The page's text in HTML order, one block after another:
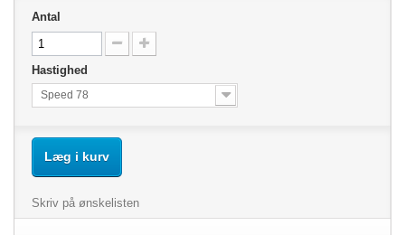
Antal
Hastighed
Speed 78
Læg i kurv
Skriv på ønskelisten